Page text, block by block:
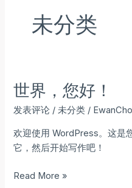
未分类
世界，您好！
发表评论 /未分类 /
欢迎使用 WordPress。这是
它，然后开始写作吧！
世
界，
您
好！
Read More »